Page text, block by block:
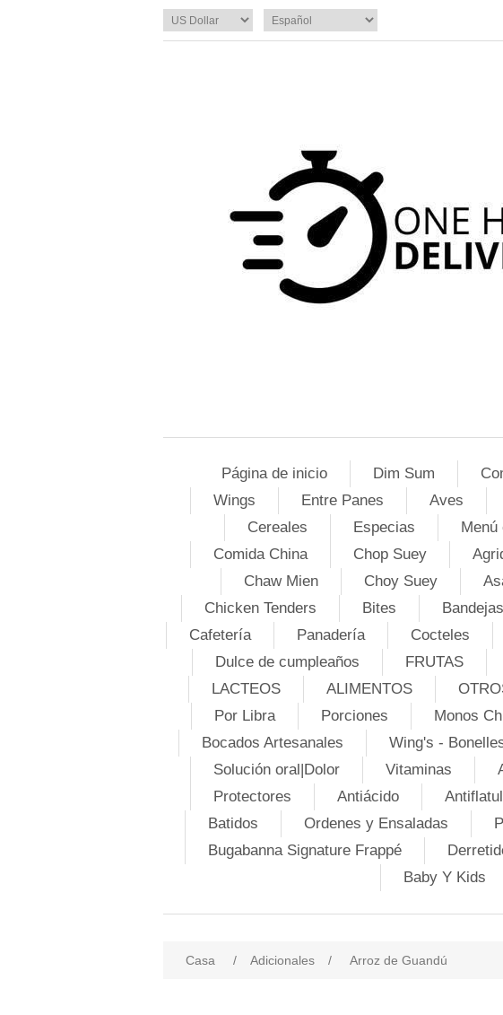
Página de inicio Dim Sum
Wings
Entre Panes Aves
Cereales
Especias Menú
Comida China
Chop Suey
Chaw Mien
Choy Suey
Chicken Tenders
Bites Bandejas
Cafetería
Panadería Cocteles
Dulce de cumpleaños
FRUTAS
LACTEOS
ALIMENTOS
Por Libra
Porciones Monos
Bocados Artesanales
Wing's -
Solución oral|Dolor
Vitaminas
Protectores
Antiácido
Batidos
Ordenes y Ensaladas
Bugabanna Signature Frappé
Baby Y Kids
Casa / Adicionales / Arroz de Guandú